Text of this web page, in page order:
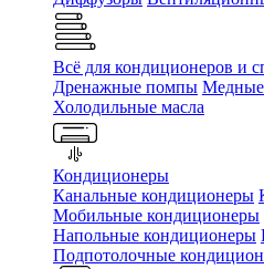
Всё для кондиционеров и
Дренажные помпы
Холодильные масла
Кондиционеры
Канальные кондиционеры
Мобильные кондиционеры
Напольные кондиционеры
Подпотолочные